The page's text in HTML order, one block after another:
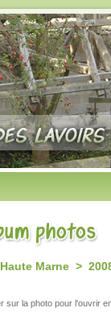
Marne >
sur la photo pour l'ouvrir